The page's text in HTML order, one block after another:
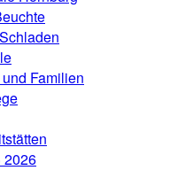
Familien
2026